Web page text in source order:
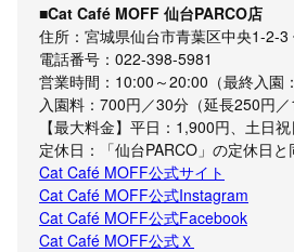
■Cat Café MOFF 仙台PARCO店
住所：宮城県仙台市青葉区中央1-2-
電話番号：022-398-5981
営業時間：10:00～20:00（最終入園
入園料：700円／30分（延長250円／
【最大料金】平日：1,900円、土日
定休日：「仙台PARCO」の定休日と
Cat Café MOFF公式サイト
Cat Café MOFF公式Instagram
Cat Café MOFF公式Facebook
Cat Café MOFF公式Ｘ